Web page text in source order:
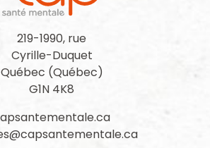
219-1990, rue
Cyrille-Duquet
Québec (Québec)
G1N 4K8